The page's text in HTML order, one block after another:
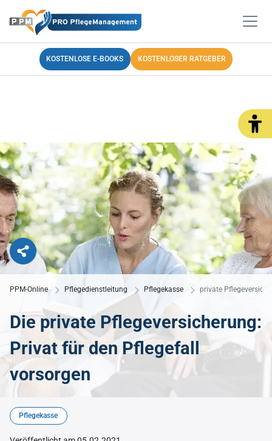
KOSTENLOSE E-BOOKS KOSTENLOSER RATGEBER
PPM-Online Pflegedienstleitung Pflegekasse private
Die private Pflegeversicherung:
Privat für den Pflegefall
vorsorgen
© Karin Uwe Annas - Adobe Stock
Pflegekasse